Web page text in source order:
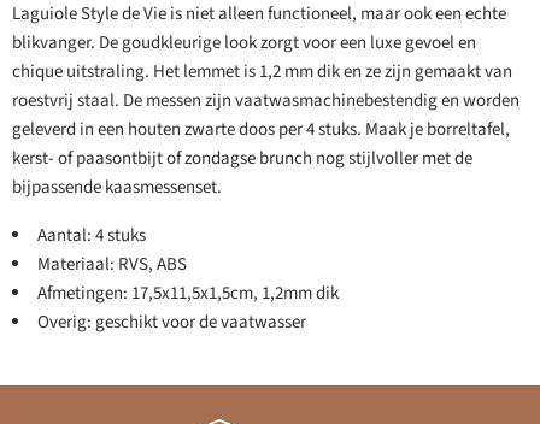
Laguiole Style de Vie is niet alleen functioneel, maar ook een echte
blikvanger. De goudkleurige look zorgt voor een luxe gevoel en
chique uitstraling. Het lemmet is 1,2 mm dik en ze zijn gemaakt van
roestvrij staal. De messen zijn vaatwasmachinebestendig en worden
geleverd in een houten zwarte doos per 4 stuks. Maak je borreltafel,
kerst- of paasontbijt of zondagse brunch nog stijlvoller met de
bijpassende kaasmessenset.
Aantal: 4 stuks
Materiaal: RVS, ABS
Afmetingen: 17,5x11,5x1,5cm, 1,2mm dik
Overig: geschikt voor de vaatwasser